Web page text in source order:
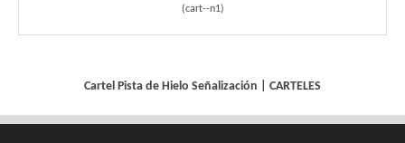
(cart--n1)
Cartel Pista de Hielo Señalización CARTELES